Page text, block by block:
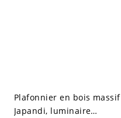
Plafonnier en bois massif
Japandi, luminaire